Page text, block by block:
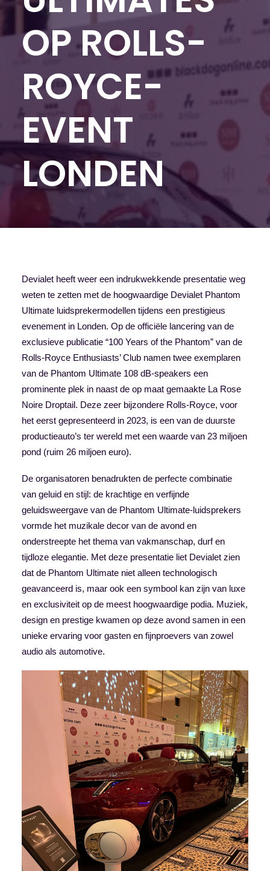
OP ROLLS-
ROYCE-
EVENT
LONDEN
Devialet heeft weer een indrukwekkende presentatie weg
weten te zetten met de hoogwaardige Devialet Phantom
Ultimate luidsprekermodellen tijdens een prestigieus
evenement in Londen. Op de officiële lancering van de
exclusieve publicatie “100 Years of the Phantom” van de
Rolls-Royce Enthusiasts’ Club namen twee exemplaren
van de Phantom Ultimate 108 dB-speakers een
prominente plek in naast de op maat gemaakte La Rose
Noire Droptail. Deze zeer bijzondere Rolls-Royce, voor
het eerst gepresenteerd in 2023, is een van de duurste
productieauto’s ter wereld met een waarde van 23 miljoen
pond (ruim 26 miljoen euro).
De organisatoren benadrukten de perfecte combinatie
van geluid en stijl: de krachtige en verfijnde
geluidsweergave van de Phantom Ultimate-luidsprekers
vormde het muzikale decor van de avond en
onderstreepte het thema van vakmanschap, durf en
tijdloze elegantie. Met deze presentatie liet Devialet zien
dat de Phantom Ultimate niet alleen technologisch
geavanceerd is, maar ook een symbool kan zijn van luxe
en exclusiviteit op de meest hoogwaardige podia. Muziek,
design en prestige kwamen op deze avond samen in een
unieke ervaring voor gasten en fijnproevers van zowel
audio als automotive.